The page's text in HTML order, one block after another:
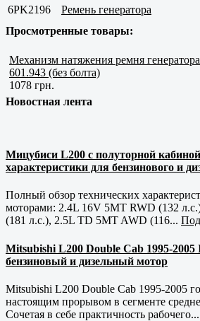
6PK2196
Ремень генератора
Просмотренные товары:
Механизм натяжения ремня
601.943 (без болта)
1078 грн.
Новостная лента
Мицубиси L200 с полуторной
характеристики для бензинового и
Полный обзор технических
моторами: 2.4L 16V 5MT RWD (132
(181 л.с.), 2.5L TD 5MT AWD (116...
Mitsubishi L200 Double Cab 1995-
бензиновый и дизельный мотор
Mitsubishi L200 Double Cab 1995-2005
настоящим прорывом в сегменте
Сочетая в себе практичность рабочего...